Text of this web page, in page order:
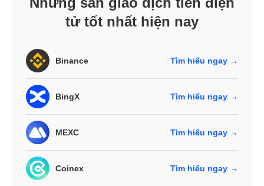
tử tốt nhất hiện nay
Binance Tìm hiểu ngay →
BingX Tìm hiểu ngay →
MEXC Tìm hiểu ngay →
Coinex Tìm hiểu ngay →